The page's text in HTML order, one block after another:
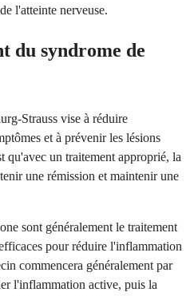
l'atteinte nerveuse.
du syndrome de
Strauss vise à réduire
et à prévenir les lésions
qu'avec un traitement approprié, la
une rémission et maintenir une
sont généralement le traitement
pour réduire l'inflammation
commencera généralement par
l'inflammation active, puis la